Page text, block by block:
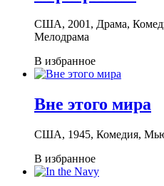
США, 2001, Драма,
Мелодрама
В избранное
Вне этого мира
США, 1945, Комедия,
В избранное